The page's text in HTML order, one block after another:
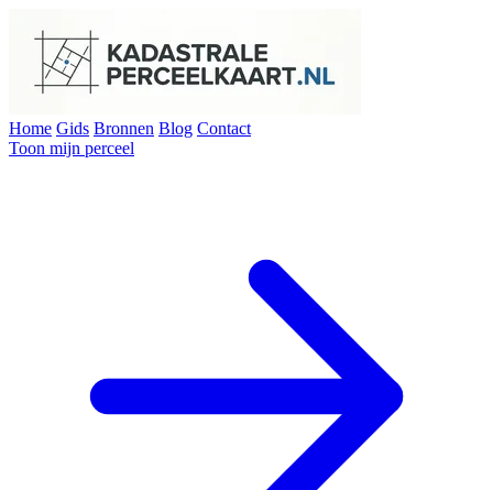
Home Gids Bronnen Blog Contact
Toon mijn perceel